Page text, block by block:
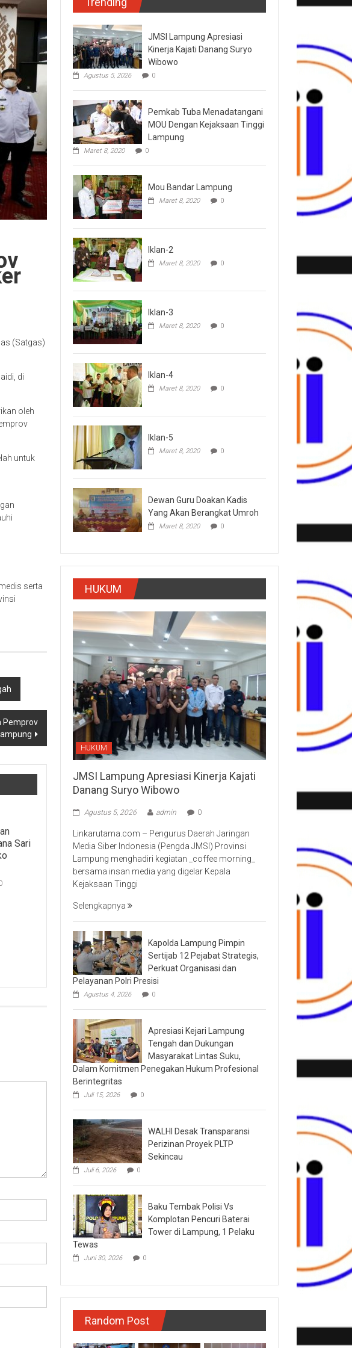
(Satgas)
di
oleh
untuk
serta
Pemprov
Lampung
Sari
JMSI Lampung Apresiasi
Kinerja Kajati Danang Suryo
Wibowo
Agustus 5, 2026 0
Pemkab Tuba Menadatangani
MOU Dengan Kejaksaan Tinggi
Lampung
Maret 8, 2020 0
Mou Bandar Lampung
Maret 8, 2020 0
Iklan-2
Maret 8, 2020 0
Iklan-3
Maret 8, 2020 0
Iklan-4
Maret 8, 2020 0
Iklan-5
Maret 8, 2020 0
Dewan Guru Doakan Kadis
Yang Akan Berangkat Umroh
Maret 8, 2020 0
HUKUM
HUKUM
JMSI Lampung Apresiasi Kinerja Kajati
Danang Suryo Wibowo
Agustus 5, 2026 admin 0
Linkarutama.com – Pengurus Daerah Jaringan
Media Siber Indonesia (Pengda JMSI) Provinsi
Lampung menghadiri kegiatan _coffee morning_
bersama insan media yang digelar Kepala
Kejaksaan Tinggi
Selengkapnya
Kapolda Lampung Pimpin
Sertijab 12 Pejabat Strategis,
Perkuat Organisasi dan
Pelayanan Polri Presisi
Agustus 4, 2026 0
Apresiasi Kejari Lampung
Tengah dan Dukungan
Masyarakat Lintas Suku,
Dalam Komitmen Penegakan Hukum Profesional
Berintegritas
Juli 15, 2026 0
WALHI Desak Transparansi
Perizinan Proyek PLTP
Sekincau
Juli 6, 2026 0
Baku Tembak Polisi Vs
Komplotan Pencuri Baterai
Tower di Lampung, 1 Pelaku
Tewas
Juni 30, 2026 0
Random Post